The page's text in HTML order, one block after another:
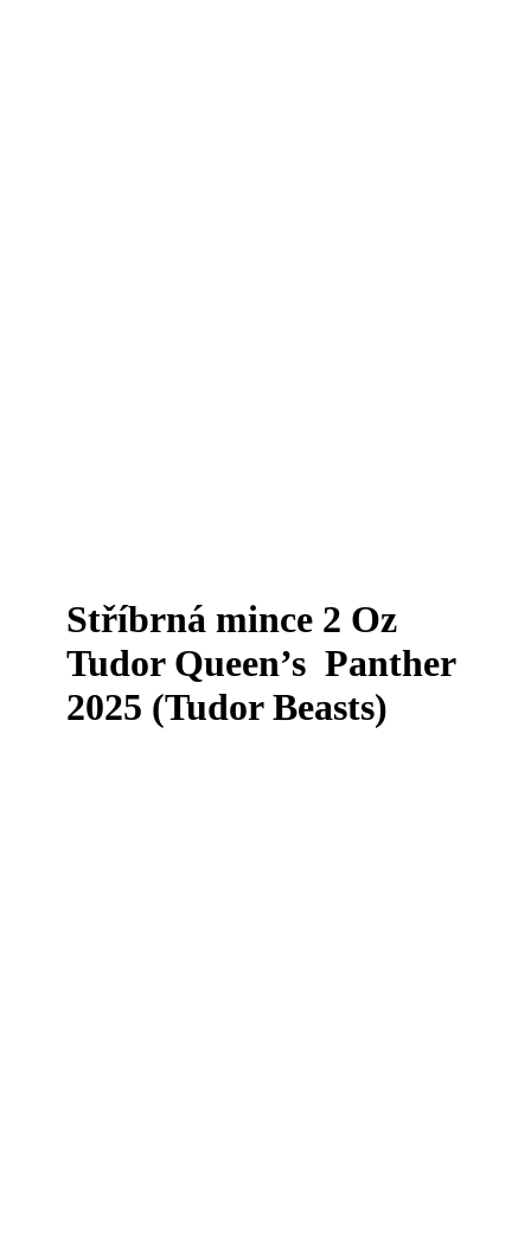
Stříbrná mince 2 Oz
Tudor Queen’s Panther
2025 (Tudor Beasts)